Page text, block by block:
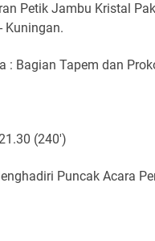
Petik Jambu Kristal
Kuningan.
: Bagian Tapem dan
(240')
Puncak Acara